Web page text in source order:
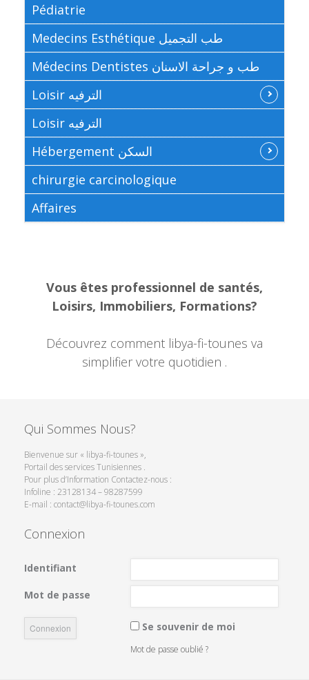
Pédiatrie
Medecins Esthétique طب التجميل
Médecins Dentistes طب و جراحة الاسنان
Loisir الترفيه
Loisir الترفيه
Hébergement السكن
chirurgie carcinologique
Affaires
Vous êtes professionnel de santés,
Loisirs, Immobiliers, Formations?
Découvrez comment libya-fi-tounes va
simplifier votre quotidien .
Qui Sommes Nous?
Bienvenue sur « libya-fi-tounes »,
Portail des services Tunisiennes .
Pour plus d’Information Contactez-nous :
Infoline : 23128134 – 98287599
E-mail : contact@libya-fi-tounes.com
Connexion
Identifiant
Mot de passe
Se souvenir de moi
Mot de passe oublié ?